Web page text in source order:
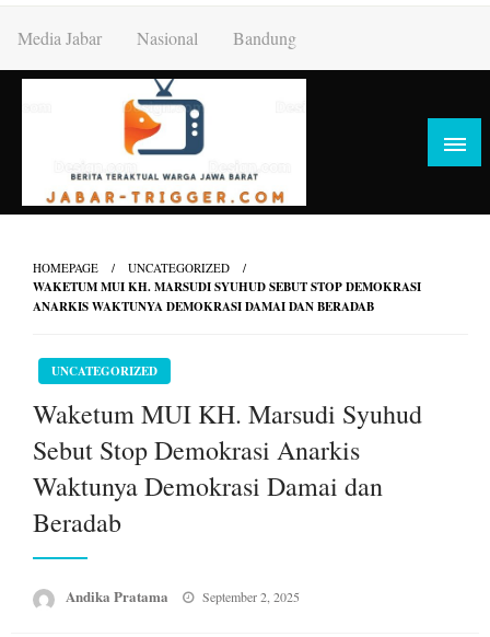
content
Media Jabar Nasional Bandung
HOMEPAGE UNCATEGORIZED
WAKETUM MUI KH. MARSUDI SYUHUD SEBUT STOP DEMOKRASI
ANARKIS WAKTUNYA DEMOKRASI DAMAI DAN BERADAB
UNCATEGORIZED
Waketum MUI KH. Marsudi Syuhud
Sebut Stop Demokrasi Anarkis
Waktunya Demokrasi Damai dan
Beradab
Andika Pratama
Posted
September 2, 2025